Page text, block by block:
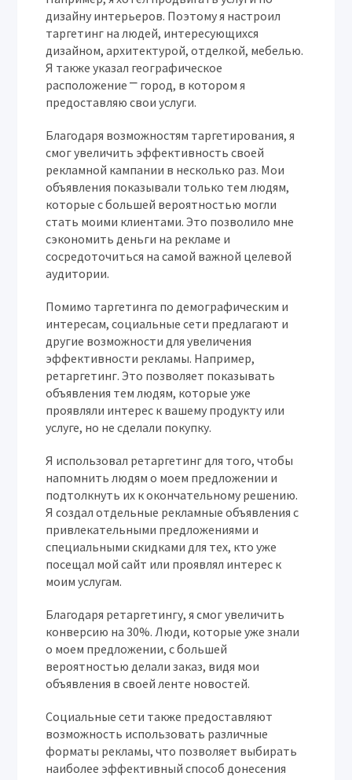
дизайну интерьеров. Поэтому я настроил
таргетинг на людей, интересующихся
дизайном, архитектурой, отделкой, мебелью.
Я также указал географическое
расположение ⎻ город, в котором я
предоставляю свои услуги.
Благодаря возможностям таргетирования, я
смог увеличить эффективность своей
рекламной кампании в несколько раз. Мои
объявления показывали только тем людям,
которые с большей вероятностью могли
стать моими клиентами. Это позволило мне
сэкономить деньги на рекламе и
сосредоточиться на самой важной целевой
аудитории.
Помимо таргетинга по демографическим и
интересам, социальные сети предлагают и
другие возможности для увеличения
эффективности рекламы. Например,
ретаргетинг. Это позволяет показывать
объявления тем людям, которые уже
проявляли интерес к вашему продукту или
услуге, но не сделали покупку.
Я использовал ретаргетинг для того, чтобы
напомнить людям о моем предложении и
подтолкнуть их к окончательному решению.
Я создал отдельные рекламные объявления с
привлекательными предложениями и
специальными скидками для тех, кто уже
посещал мой сайт или проявлял интерес к
моим услугам.
Благодаря ретаргетингу, я смог увеличить
конверсию на 30%. Люди, которые уже знали
о моем предложении, с большей
вероятностью делали заказ, видя мои
объявления в своей ленте новостей.
Социальные сети также предоставляют
возможность использовать различные
форматы рекламы, что позволяет выбирать
наиболее эффективный способ донесения